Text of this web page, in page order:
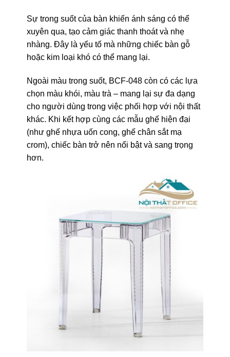
Sự trong suốt của bàn khiến ánh sáng có thể
xuyên qua, tạo cảm giác thanh thoát và nhẹ
nhàng. Đây là yếu tố mà những chiếc bàn gỗ
hoặc kim loại khó có thể mang lại.
Ngoài màu trong suốt, BCF-048 còn có các lựa
chọn màu khói, màu trà – mang lại sự đa dạng
cho người dùng trong việc phối hợp với nội thất
khác. Khi kết hợp cùng các mẫu ghế hiện đại
(như ghế nhựa uốn cong, ghế chân sắt mạ
crom), chiếc bàn trở nên nổi bật và sang trọng
hơn.